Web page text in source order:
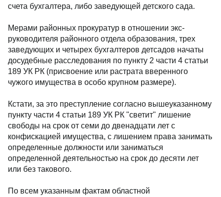
счета бухгалтера, либо заведующей детского сада.
Мерами районных прокуратур в отношении экс-
руководителя районного отдела образования, трех
заведующих и четырех бухгалтеров детсадов начаты
досудебные расследования по пункту 2 части 4 статьи
189 УК РК (присвоение или растрата вверенного
чужого имущества в особо крупном размере).
Кстати, за это преступление согласно вышеуказанному
пункту части 4 статьи 189 УК РК "светит" лишение
свободы на срок от семи до двенадцати лет с
конфискацией имущества, с лишением права занимать
определенные должности или заниматься
определенной деятельностью на срок до десяти лет
или без такового.
По всем указанным фактам областной